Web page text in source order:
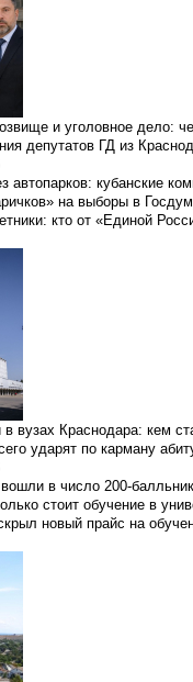
и уголовное дело:
депутатов ГД из
автопарков: кубанские
на выборы в
кто от «Единой
вузах Краснодара: кем
ударят по карману
в число 200-
стоит обучение в
новый прайс на